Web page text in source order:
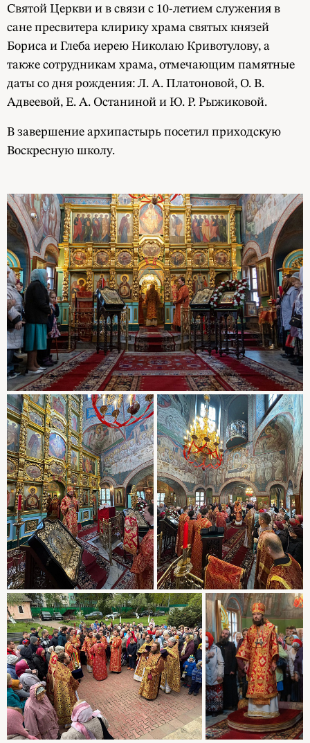
Святой Церкви и в связи с 10-летием служения в
сане пресвитера клирику храма святых князей
Бориса и Глеба иерею Николаю Кривотулову, а
также сотрудникам храма, отмечающим памятные
даты со дня рождения: Л. А. Платоновой, О. В.
Адвеевой, Е. А. Останиной и Ю. Р. Рыжиковой.
В завершение архипастырь посетил приходскую
Воскресную школу.